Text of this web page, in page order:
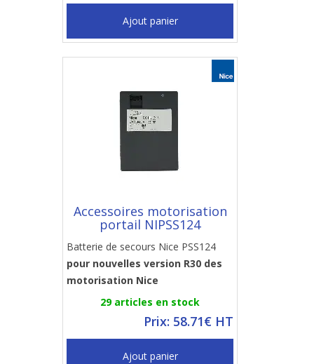
Ajout panier
Accessoires motorisation
portail NIPSS124
Batterie de secours Nice PSS124
pour nouvelles version R30 des
motorisation Nice
29 articles en stock
Prix: 58.71€ HT
Ajout panier